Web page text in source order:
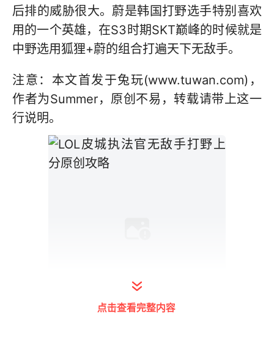
后排的威胁很大。蔚是韩国打野选手特别喜欢
用的一个英雄，在S3时期SKT巅峰的时候就是
中野选用狐狸+蔚的组合打遍天下无敌手。
注意：本文首发于兔玩(www.tuwan.com)，
作者为Summer，原创不易，转载请带上这一
行说明。
点击查看完整内容